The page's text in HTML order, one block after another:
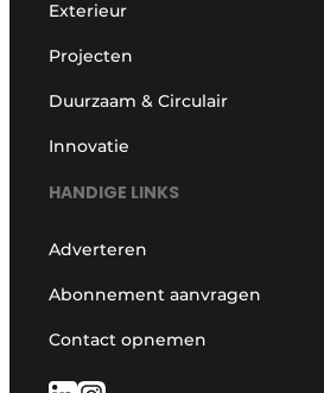
Exterieur
Projecten
Duurzaam & Circulair
Innovatie
HANDIGE LINKS
Adverteren
Abonnement aanvragen
Contact opnemen